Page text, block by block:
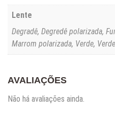
Lente
Degradê, Degredê polarizada,
Marrom polarizada, Verde,
AVALIAÇÕES
Não há avaliações ainda.